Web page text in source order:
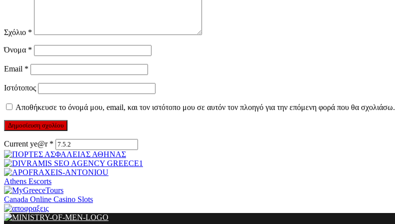
Σχόλιο *
Όνομα *
Email *
Ιστότοπος
Αποθήκευσε το όνομά μου, email, και τον ιστότοπο μου σε αυτόν τον πλοηγό για την επόμενη φορά που θα σχολιάσω.
Current ye@r *
Athens Escorts
Canada Online Casino Slots